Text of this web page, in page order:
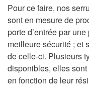
Pour ce faire, nos
sont en mesure de
porte d’entrée par
meilleure sécurité ; et
de celle-ci. Plusieurs
disponibles, elles
en fonction de leur